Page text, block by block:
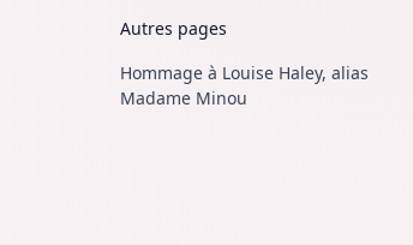
Autres pages
Hommage à Louise Haley, alias
Madame Minou